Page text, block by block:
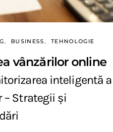
BUSINESS TEHNOLOGIE
vânzărilor online
inteligentă a
– Strategii și